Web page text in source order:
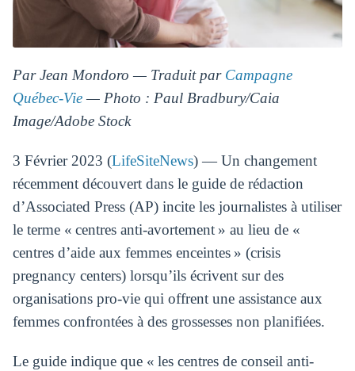
Par Jean Mondoro — Traduit par Campagne
Québec-Vie— Photo : Paul Bradbury/Caia
Image/Adobe Stock
3 Février 2023 (LifeSiteNews) — Un changement
récemment découvert dans le guide de rédaction
d’Associated Press (AP) incite les journalistes à utiliser
le terme « centres anti-avortement » au lieu de «
centres d’aide aux femmes enceintes » (crisis
pregnancy centers) lorsqu’ils écrivent sur des
organisations pro-vie qui offrent une assistance aux
femmes confrontées à des grossesses non planifiées.
Le guide indique que « les centres de conseil anti-